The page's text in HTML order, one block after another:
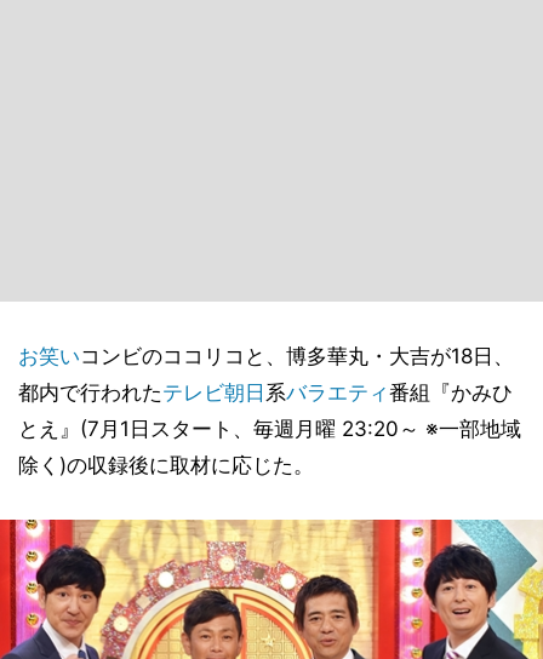
お笑いコンビのココリコと、博多華丸・大吉が18日、
都内で行われたテレビ朝日 系バラエティ番組『かみひ
とえ』(7月1日スタート、毎週月曜 23:20～ ※一部地域
除く)の収録後に取材に応じた。